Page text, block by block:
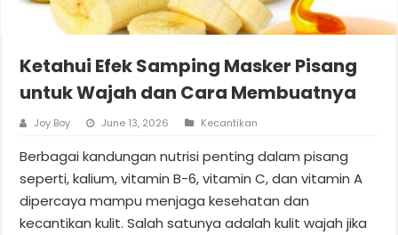
Ketahui Efek Samping Masker Pisang
untuk Wajah dan Cara Membuatnya
Joy Boy June 13, 2026 Kecantikan
Berbagai kandungan nutrisi penting dalam pisang
seperti, kalium, vitamin B-6, vitamin C, dan vitamin A
dipercaya mampu menjaga kesehatan dan
kecantikan kulit. Salah satunya adalah kulit wajah jika